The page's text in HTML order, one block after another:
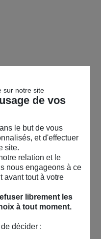
sur notre site
de vos
le but de vous
et d'effectuer
site.
relation et le
nous engageons à ce
avant tout à votre
librement les
à tout moment.
décider :